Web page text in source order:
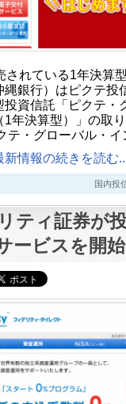
されている1年決算
縄銀行）はピクテ
投資信託「ピクテ・
1年決算型）」の取
テ・グローバル・
新情報の続きを読む
国内投
ティ証券が
ービスを開始